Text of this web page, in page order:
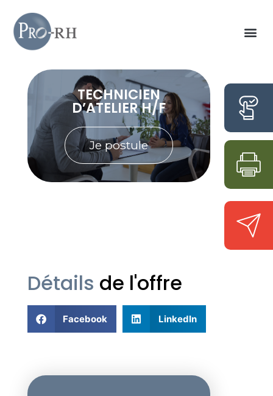
TECHNICIEN
D’ATELIER H/F
Je postule
Détails de l'offre
Facebook LinkedIn